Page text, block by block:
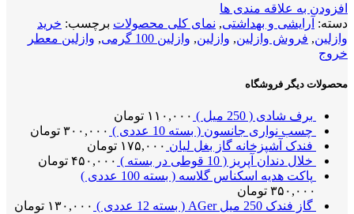
افزودن به علاقه مندی ها
دسته: آرایشی و بهداشتی, نمای کلی محصولات برچسب: خرید
وازلین, فروش وازلین, وازلین, وازلین 100 گرمی , وازلین معطر
خروج
محصولات دیگر فروشگاه
برف شادی ( 250 میل ) ۱۱۰,۰۰۰ تومان
چسب نواری جانسون ( بسته 10 عددی )
۳۰۰,۰۰۰ تومان
فندک آشپزخانه گاز بغل لیان ۱۷۵,۰۰۰ تومان
خلال دندان آپریز ( 10 قوطی در بسته )
۴۵۰,۰۰۰ تومان
پاکت هدیه اسکناس گلاسه ( بسته 100 عددی )
۳۵۰,۰۰۰ تومان
گاز فندک 250 میل AGer ( بسته 12 عددی )
۱۳۰,۰۰۰ تومان